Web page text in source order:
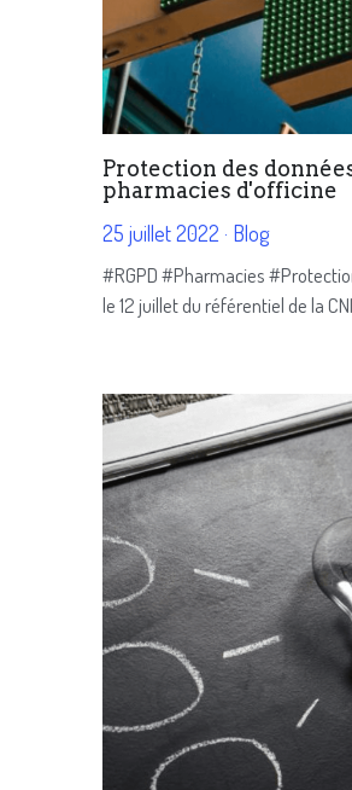
Protection des
pharmacies d'officine
25 juillet 2022 · Blog
#RGPD #Pharmacies
le 12 juillet du référentiel de la